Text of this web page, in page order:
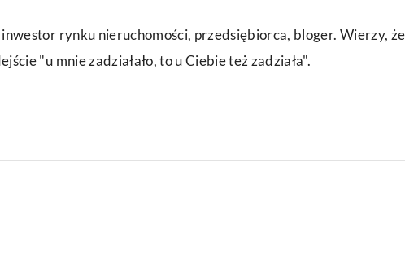
rynku nieruchomości, przedsiębiorca, bloger. Wierzy,
"u mnie zadziałało, to u Ciebie też zadziała".